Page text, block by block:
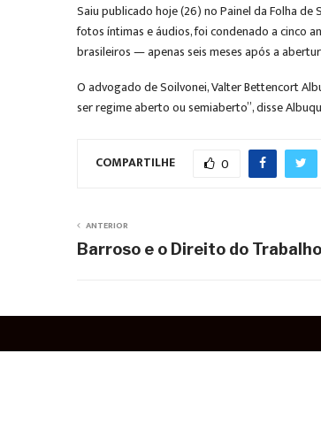
Saiu publicado hoje (26) no Painel da Folha de
fotos íntimas e áudios, foi condenado a cinco
brasileiros — apenas seis meses após a
O advogado de Soilvonei, Valter Bettencort
ser regime aberto ou semiaberto”, disse
COMPARTILHE 0
ANTERIOR
Barroso e o Direito do Trabalho